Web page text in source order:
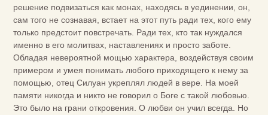
решение подвизаться как монах, находясь в уединении, он,
сам того не сознавая, встает на этот путь ради тех, кого ему
только предстоит повстречать. Ради тех, кто так нуждался
именно в его молитвах, наставлениях и просто заботе.
Обладая невероятной мощью характера, воздействуя своим
примером и умея понимать любого приходящего к нему за
помощью, отец Силуан укреплял людей в вере. На моей
памяти никогда и никто не говорил о Боге с такой любовью.
Это было на грани откровения. О любви он учил всегда. Но